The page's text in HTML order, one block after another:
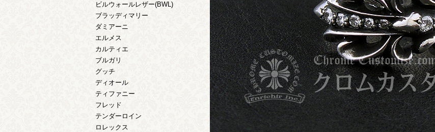
ビルウォールレザー(BWL)
ブラッディマリー
ダミアーニ
エルメス
カルティエ
ブルガリ
グッチ
ディオール
ティファニー
フレッド
テンダーロイン
ロレックス